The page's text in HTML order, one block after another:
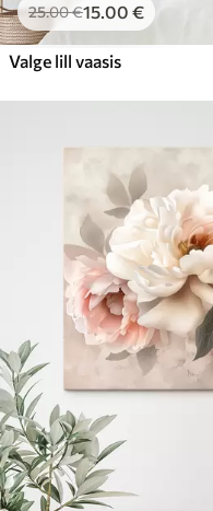
25.00€15.00 €
Valge lill vaasis